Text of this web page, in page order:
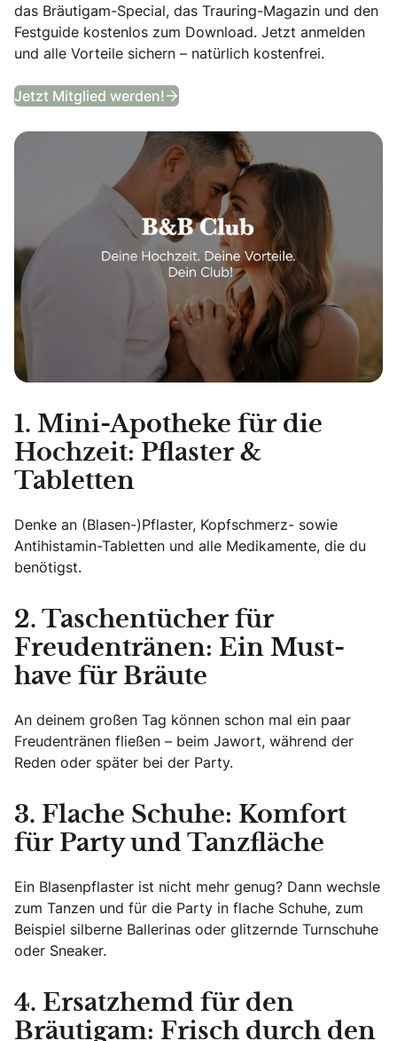
das Bräutigam-Special, das Trauring-Magazin und den
Festguide kostenlos zum Download. Jetzt anmelden
und alle Vorteile sichern – natürlich kostenfrei.
Jetzt Mitglied werden! B&B Club
1. Mini-Apotheke für die
Hochzeit: Pflaster &
Tabletten
Denke an (Blasen-)Pflaster, Kopfschmerz- sowie
Antihistamin-Tabletten und alle Medikamente, die du
benötigst.
2. Taschentücher für
Freudentränen: Ein Must-
have für Bräute
An deinem großen Tag können schon mal ein paar
Freudentränen fließen – beim Jawort, während der
Reden oder später bei der Party.
3. Flache Schuhe: Komfort
für Party und Tanzfläche
Ein Blasenpflaster ist nicht mehr genug? Dann wechsle
zum Tanzen und für die Party in flache Schuhe, zum
Beispiel silberne Ballerinas oder glitzernde Turnschuhe
oder Sneaker.
4. Ersatzhemd für den
Bräutigam: Frisch durch den